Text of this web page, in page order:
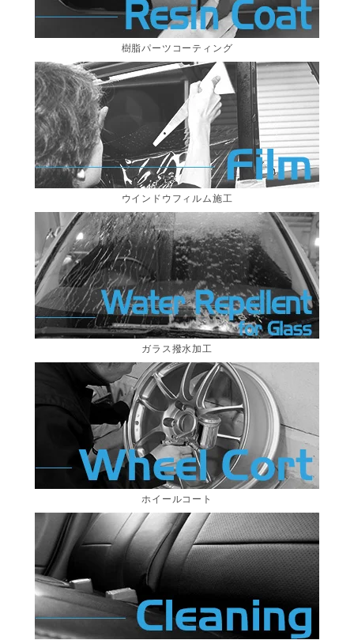
樹脂パーツコーティング
ウインドウフィルム施工
ガラス撥水加工
ホイールコート